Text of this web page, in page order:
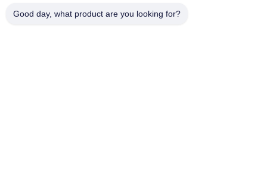
Good day, what product are you looking for?